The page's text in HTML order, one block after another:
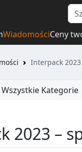
WiadomościCeny
Interpack
Wszystkie Kategorie
2023 –